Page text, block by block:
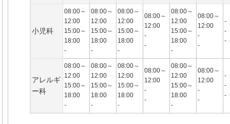
小児科
08:00～
12:00
15:00～
18:00
-
08:00～
12:00
15:00～
18:00
-
08:00～
12:00
15:00～
18:00
-
08:00～
12:00
-
-
08:00～
12:00
15:00～
18:00
-
08:00～
12:00
-
-
-
-
-
アレルギ
ー科
08:00～
12:00
15:00～
18:00
-
08:00～
12:00
15:00～
18:00
-
08:00～
12:00
15:00～
18:00
-
08:00～
12:00
-
-
08:00～
12:00
15:00～
18:00
-
08:00～
12:00
-
-
-
-
-